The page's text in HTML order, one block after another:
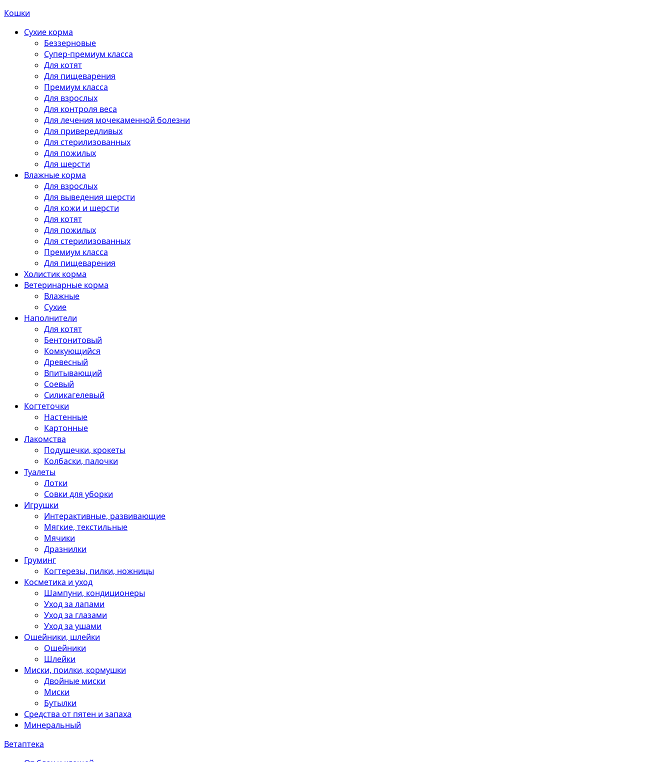
Кошки
Сухие корма
Беззерновые
Супер-премиум класса
Для котят
Для пищеварения
Премиум класса
Для взрослых
Для контроля веса
Для лечения мочекаменной болезни
Для привередливых
Для стерилизованных
Для пожилых
Для шерсти
Влажные корма
Для взрослых
Для выведения шерсти
Для кожи и шерсти
Для котят
Для пожилых
Для стерилизованных
Премиум класса
Для пищеварения
Холистик корма
Ветеринарные корма
Влажные
Сухие
Наполнители
Для котят
Бентонитовый
Комкующийся
Древесный
Впитывающий
Соевый
Силикагелевый
Когтеточки
Настенные
Картонные
Лакомства
Подушечки, крокеты
Колбаски, палочки
Туалеты
Лотки
Совки для уборки
Игрушки
Интерактивные, развивающие
Мягкие, текстильные
Мячики
Дразнилки
Груминг
Когтерезы, пилки, ножницы
Косметика и уход
Шампуни, кондиционеры
Уход за лапами
Уход за глазами
Уход за ушами
Ошейники, шлейки
Ошейники
Шлейки
Миски, поилки, кормушки
Двойные миски
Миски
Бутылки
Средства от пятен и запаха
Минеральный
Ветаптека